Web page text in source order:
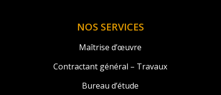
NOS SERVICES
Maîtrise d’œuvre
Contractant général – Travaux
Bureau d’étude